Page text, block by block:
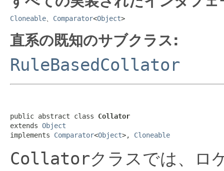
Cloneable Comparator<Object>
直系の既知のサブクラス:
RuleBasedCollator
public abstract class Collator
extends Object
implements Comparator<Object>, Cloneable
Collatorクラスでは、ロ